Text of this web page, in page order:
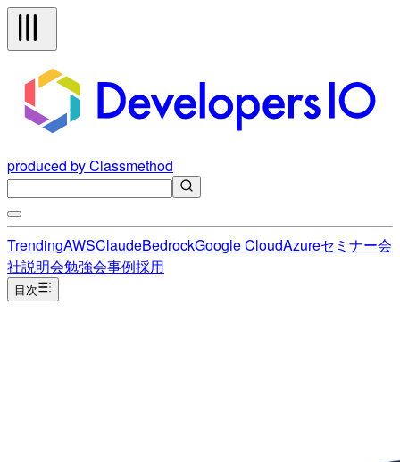
produced by Classmethod
TrendingAWSClaudeBedrockGoogle CloudAzureセミナー会
社説明会勉強会事例採用
目次